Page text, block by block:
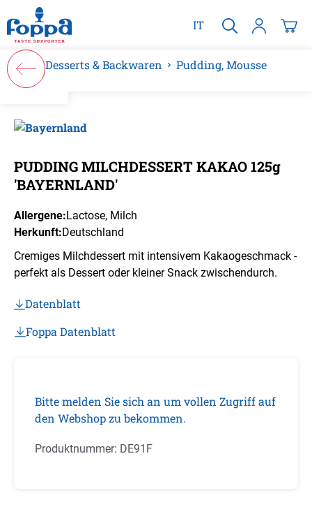
springen
IT
Desserts & Backwaren Pudding, Mousse
PUDDING MILCHDESSERT KAKAO 125g
'BAYERNLAND'
Allergene:Lactose, Milch
Herkunft:Deutschland
Cremiges Milchdessert mit intensivem Kakaogeschmack -
perfekt als Dessert oder kleiner Snack zwischendurch.
Datenblatt
Foppa Datenblatt
Bitte melden Sie sich an um vollen Zugriff auf
den Webshop zu bekommen.
Produktnummer: DE91F